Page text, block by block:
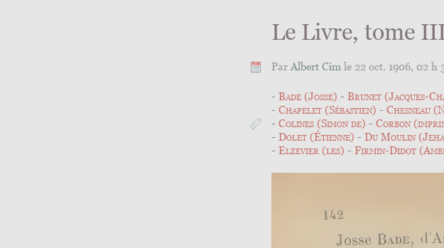
Le Livre, tome
Par Albert Cim le 22 oct. 1906, 02 h
Bade (Josse) Brunet (Jacques-
Chapelet (Sébastien)
Chesneau
Colines (Simon de)
Corbon
Dolet (Étienne)
Du Moulin
Elzevier (les)
Firmin-Didot